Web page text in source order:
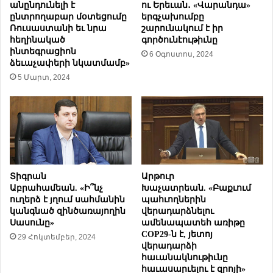
լ
ի
ե
ւ
հ
ա
մ
տ
յ
ա
տ
ա
ր
ա
ր
անընդունելի է
ընտրողաբար մօտեցումը
Ռուսաստանի եւ նրա
հեղինակած
ինտեգրացիոն
ձեւաչափերի նկատմամբ»
5 Մարտ, 2024
ու Երեւան․ «Վարանդա»
երգչախումբը
շարունակում է իր
գործունէութիւնը
6 Օգոստոս, 2024
Տիգրան
Աբրահամեան. «Ի՞նչ
ուղերձ է յղում սահմանին
կանգնած զինծառայողին
Սասունը»
29 Հոկտեմբեր, 2024
Արթուր
Խաչատրեան. «Բաքւում
պահւողներին
վերադարձնելու
ամենապատեհ առիթը
COP29-ն է, յետոյ
վերադարձի
հաւանակնութիւնը
հաւասարւելու է զրոյի»